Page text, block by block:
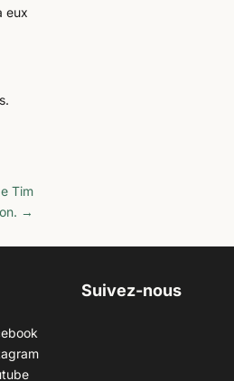
eux
Tim
→
Suivez-nous